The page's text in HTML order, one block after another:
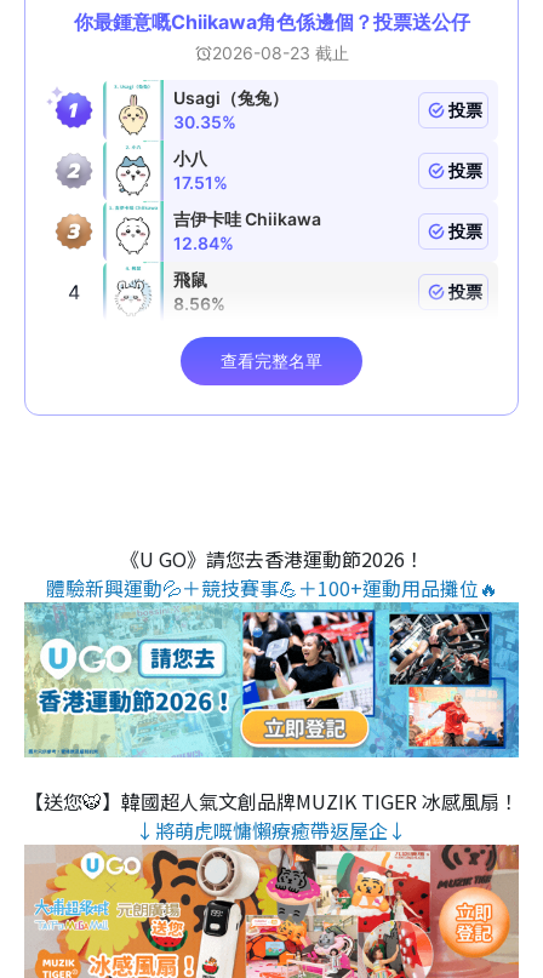
《U GO》請您去香港運動節2026！
體驗新興運動💦＋競技賽事💪＋100+運動用品攤位🔥
【送您🐯】韓國超人氣文創品牌MUZIK TIGER 冰感風扇！
↓將萌虎嘅慵懶療癒帶返屋企↓